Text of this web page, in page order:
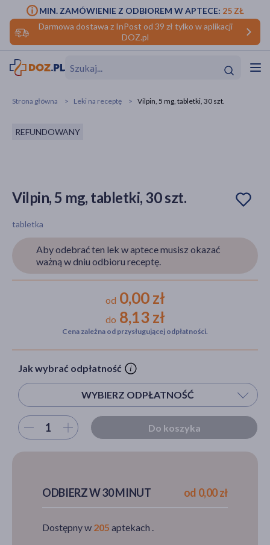
Darmowa dostawa z InPost od 39 zł tylko w aplikacji
DOZ.pl
MIN. ZAMÓWIENIE Z ODBIOREM W APTECE: 25 ZŁ
Strona główna Leki na receptę Vilpin, 5 mg, tabletki, 30 szt.
REFUNDOWANY
Vilpin, 5 mg, tabletki, 30 szt.
tabletka
Aby odebrać ten lek w aptece musisz okazać
ważną w dniu odbioru receptę.
od 0,00 zł
do 8,13 zł
Cena zależna od przysługującej odpłatności.
Jak wybrać odpłatność
WYBIERZ ODPŁATNOŚĆ
Wybierz ilość Do koszyka
ODBIERZ W 30 MINUT od 0,00 zł
Dostępny w 205 aptekach .